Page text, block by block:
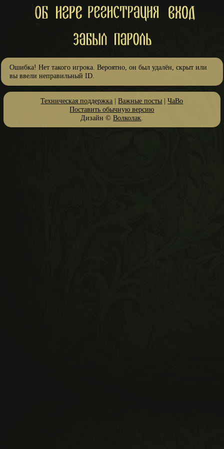
Ошибка! Нет такого игрока. Вероятно, он был удалён, скрыт или
вы ввели неправильный ID.
Техническая поддержка |Важные посты |ЧаВо
Поставить обычную версию
Дизайн ©Волколак